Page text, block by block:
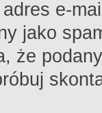
e-
jako
że